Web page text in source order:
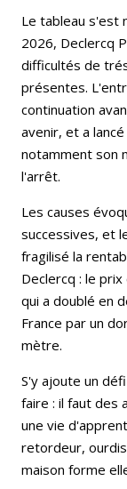
Le tableau s'est
2026, Declercq
difficultés de
présentes.
continuation
avenir, et a
notamment son
l'arrêt.
Les causes
successives, et
fragilisé la
Declercq : le
qui a doublé en
France par un
mètre.
S'y ajoute un
faire : il faut des
une vie
retordeur,
maison forme